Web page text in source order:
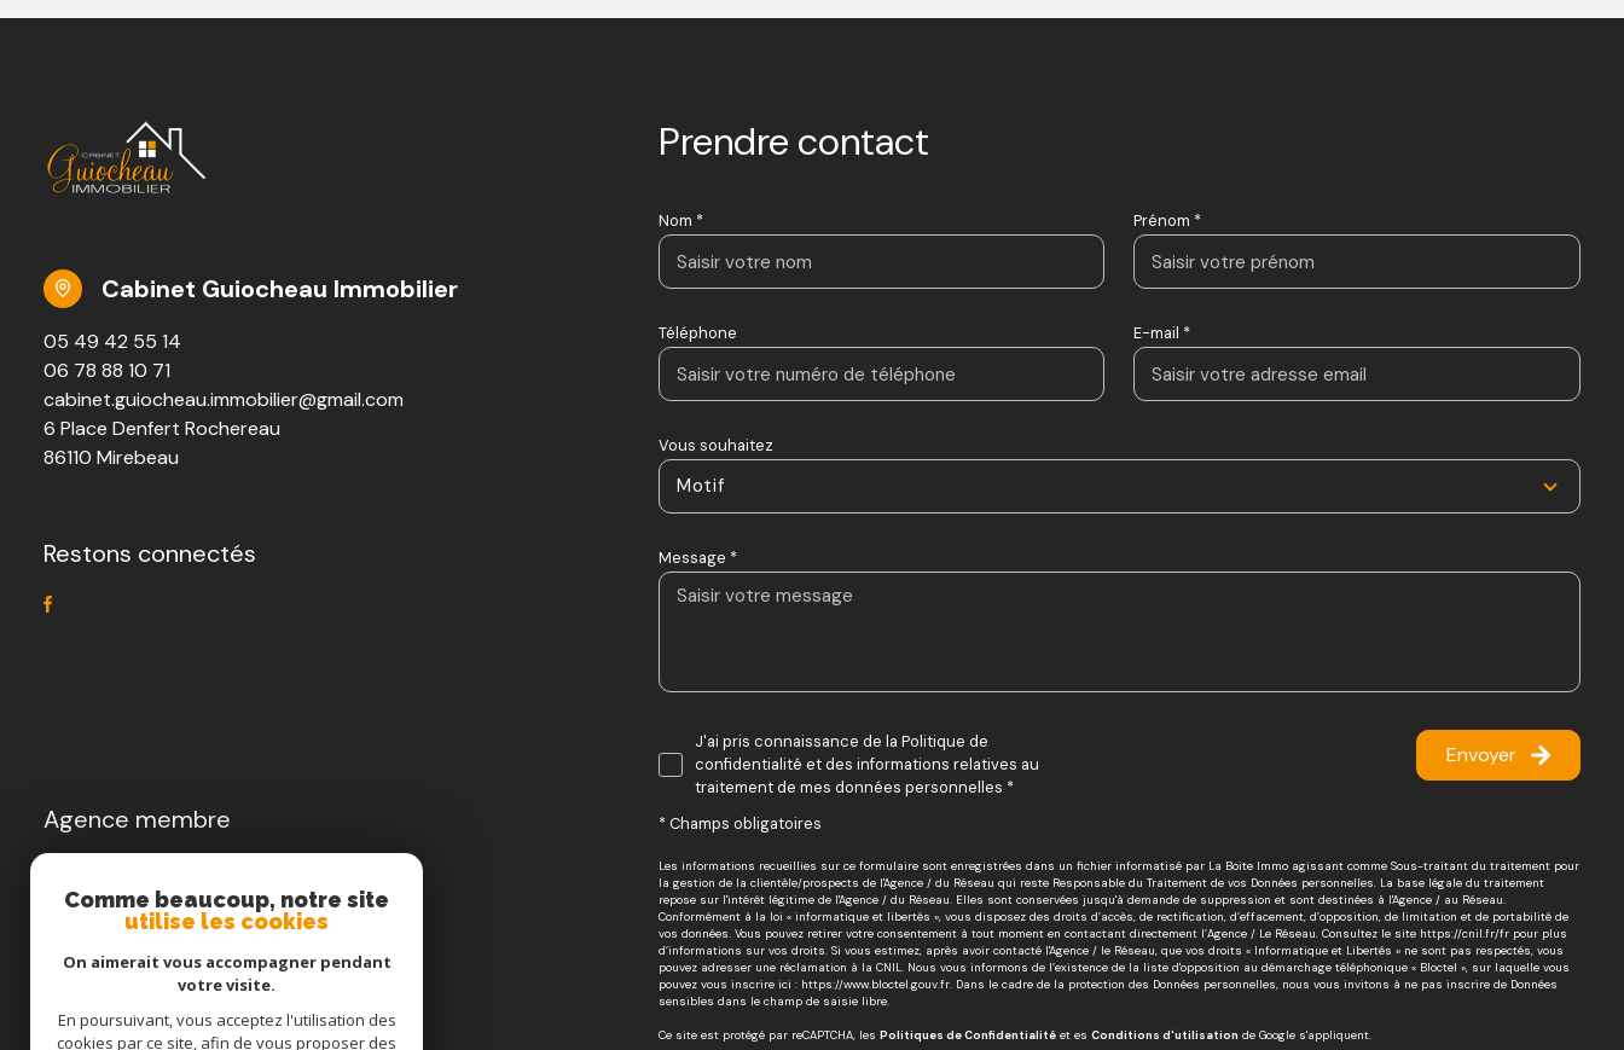
Prendre contact
Nom * Prénom *
Téléphone E-mail *
Vous souhaitez
Motif
Message *
J'ai pris connaissance de la Politique de
confidentialité et des informations relatives au
traitement de mes données personnelles *
* Champs obligatoires
Envoyer
Les informations recueillies sur ce formulaire sont enregistrées dans un fichier informatisé par La Boite Immo agissant comme Sous-traitant du traitement pour
la gestion de la clientèle/prospects de l'Agence / du Réseau qui reste Responsable du Traitement de vos Données personnelles. La base légale du traitement
repose sur l'intérêt légitime de l'Agence / du Réseau. Elles sont conservées jusqu'à demande de suppression et sont destinées à l'Agence / au Réseau.
Conformément à la loi « informatique et libertés », vous disposez des droits d’accès, de rectification, d’effacement, d’opposition, de limitation et de portabilité de
vos données. Vous pouvez retirer votre consentement à tout moment en contactant directement l’Agence / Le Réseau. Consultez le site https://cnil.fr/frpour plus
d’informations sur vos droits. Si vous estimez, après avoir contacté l'Agence / le Réseau, que vos droits « Informatique et Libertés » ne sont pas respectés, vous
pouvez adresser une réclamation à la CNIL. Nous vous informons de l’existence de la liste d'opposition au démarchage téléphonique « Bloctel », sur laquelle vous
pouvez vous inscrire ici : https://www.bloctel.gouv.fr. Dans le cadre de la protection des Données personnelles, nous vous invitons à ne pas inscrire de Données
sensibles dans le champ de saisie libre.
Ce site est protégé par reCAPTCHA, les Politiques de Confidentialitéet es Conditions d'utilisation de Google s'appliquent.
Cabinet Guiocheau Immobilier
05 49 42 55 14
06 78 88 10 71
cabinet.guiocheau.immobilier@gmail.com
6 Place Denfert Rochereau
86110 Mirebeau
Restons connectés
Agence membre
Comme beaucoup, notre site
utilise les cookies
On aimerait vous accompagner pendant
votre visite.
En poursuivant, vous acceptez l'utilisation des
cookies par ce site, afin de vous proposer des